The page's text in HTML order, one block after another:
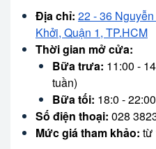
Địa chỉ: 22 - 36
Khởi, Quận 1, TP.HCM
Thời gian mở cửa:
Bữa trưa: 11:00 -
tuần)
Bữa tối: 18:0 - 22:00
Số điện thoại: 028
Mức giá tham khảo: từ